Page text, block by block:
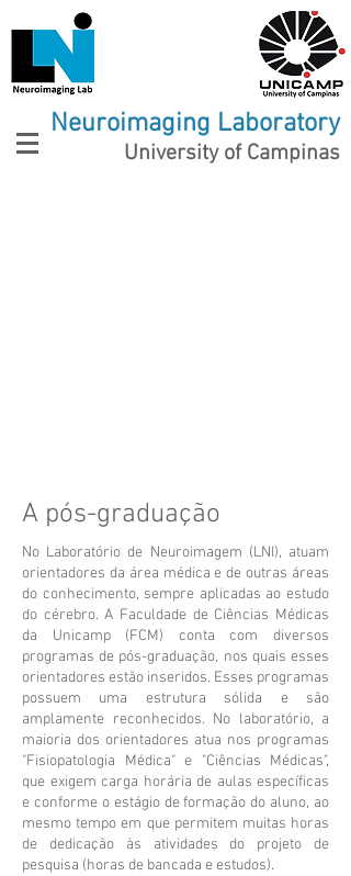
Neuroimaging Laboratory
University of Campinas
A pós-graduação
No Laboratório de Neuroimagem (LNI), atuam
orientadores da área médica e de outras áreas
do conhecimento, sempre aplicadas ao estudo
do cérebro. A Faculdade de Ciências Médicas
da Unicamp (FCM) conta com diversos
programas de pós-graduação, nos quais esses
orientadores estão inseridos. Esses programas
possuem uma estrutura sólida e são
amplamente reconhecidos. No laboratório, a
maioria dos orientadores atua nos programas
"Fisiopatologia Médica" e "Ciências Médicas",
que exigem carga horária de aulas específicas
e conforme o estágio de formação do aluno, ao
mesmo tempo em que permitem muitas horas
de dedicação às atividades do projeto de
pesquisa (horas de bancada e estudos).